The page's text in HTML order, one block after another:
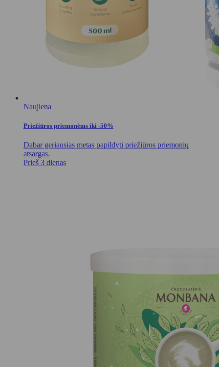
Naujiena
Priežiūros priemonėms iki -50%
Dabar geriausias metas papildyti priežiūros priemonių
atsargas.
Prieš 3 dienas